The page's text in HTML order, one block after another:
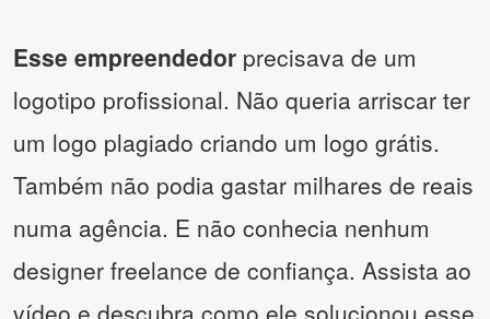
Esse empreendedor precisava de um
logotipo profissional. Não queria arriscar ter
um logo plagiado criando um logo grátis.
Também não podia gastar milhares de reais
numa agência. E não conhecia nenhum
designer freelance de confiança. Assista ao